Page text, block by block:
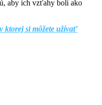
aby ich vzťahy boli ako
ktorej si môžete užívať